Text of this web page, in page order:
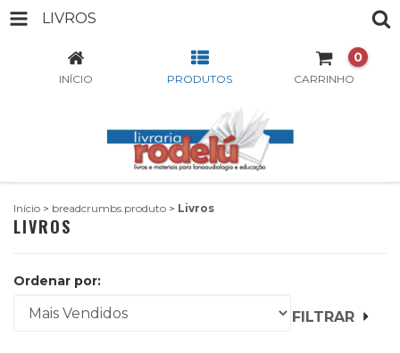
LIVROS
INÍCIO PRODUTOS CARRINHO
0
Início > breadcrumbs.produto > Livros
LIVROS
Ordenar por:
FILTRAR